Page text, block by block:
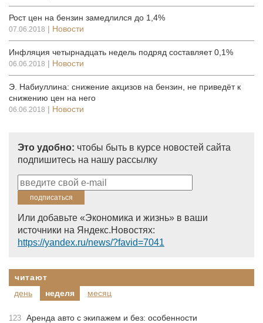
Рост цен на бензин замедлился до 1,4%
07.06.2018 | Новости
Инфляция четырнадцать недель подряд составляет 0,1%
06.06.2018 | Новости
Э. Набиуллина: снижение акцизов на бензин, не приведёт к
снижению цен на него
06.06.2018 | Новости
Это удобно: чтобы быть в курсе новостей сайта
подпишитесь на нашу рассылку
Или добавьте «Экономика и жизнь» в ваши
источники на Яндекс.Новостях:
https://yandex.ru/news/?favid=7041
читают
день
неделя месяц
123 Аренда авто с экипажем и без: особенности